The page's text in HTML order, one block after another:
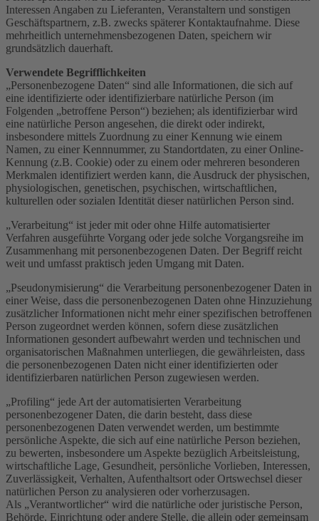
Interessen Angaben zu Lieferanten, Veranstaltern und sonstigen
Geschäftspartnern, z.B. zwecks späterer Kontaktaufnahme. Diese
mehrheitlich unternehmensbezogenen Daten, speichern wir
grundsätzlich dauerhaft.
Verwendete Begrifflichkeiten
„Personenbezogene Daten“ sind alle Informationen, die sich auf
eine identifizierte oder identifizierbare natürliche Person (im
Folgenden „betroffene Person“) beziehen; als identifizierbar wird
eine natürliche Person angesehen, die direkt oder indirekt,
insbesondere mittels Zuordnung zu einer Kennung wie einem
Namen, zu einer Kennnummer, zu Standortdaten, zu einer Online-
Kennung (z.B. Cookie) oder zu einem oder mehreren besonderen
Merkmalen identifiziert werden kann, die Ausdruck der physischen,
physiologischen, genetischen, psychischen, wirtschaftlichen,
kulturellen oder sozialen Identität dieser natürlichen Person sind.
„Verarbeitung“ ist jeder mit oder ohne Hilfe automatisierter
Verfahren ausgeführte Vorgang oder jede solche Vorgangsreihe im
Zusammenhang mit personenbezogenen Daten. Der Begriff reicht
weit und umfasst praktisch jeden Umgang mit Daten.
„Pseudonymisierung“ die Verarbeitung personenbezogener Daten in
einer Weise, dass die personenbezogenen Daten ohne Hinzuziehung
zusätzlicher Informationen nicht mehr einer spezifischen betroffenen
Person zugeordnet werden können, sofern diese zusätzlichen
Informationen gesondert aufbewahrt werden und technischen und
organisatorischen Maßnahmen unterliegen, die gewährleisten, dass
die personenbezogenen Daten nicht einer identifizierten oder
identifizierbaren natürlichen Person zugewiesen werden.
„Profiling“ jede Art der automatisierten Verarbeitung
personenbezogener Daten, die darin besteht, dass diese
personenbezogenen Daten verwendet werden, um bestimmte
persönliche Aspekte, die sich auf eine natürliche Person beziehen,
zu bewerten, insbesondere um Aspekte bezüglich Arbeitsleistung,
wirtschaftliche Lage, Gesundheit, persönliche Vorlieben, Interessen,
Zuverlässigkeit, Verhalten, Aufenthaltsort oder Ortswechsel dieser
natürlichen Person zu analysieren oder vorherzusagen.
Als „Verantwortlicher“ wird die natürliche oder juristische Person,
Behörde, Einrichtung oder andere Stelle, die allein oder gemeinsam